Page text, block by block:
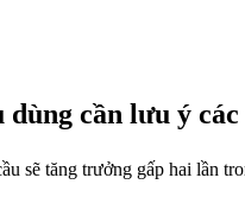
cần lưu ý
sẽ tăng trưởng gấp hai lần